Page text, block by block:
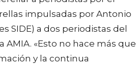
impulsadas por Antonio
SIDE) a dos periodistas del
«Esto no hace más que
y la continua